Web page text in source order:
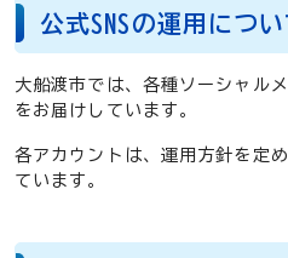
公式SNSの運用につい
大船渡市では、各種ソーシャル
をお届けしています。
各アカウントは、運用方針を定
ています。